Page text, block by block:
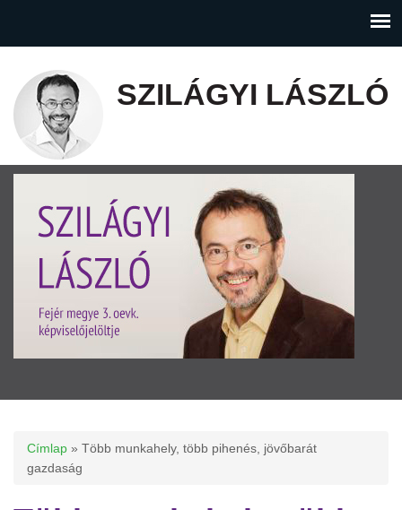
SZILÁGYI LÁSZLÓ
Jelenlegi hely
Címlap » Több munkahely, több pihenés, jövőbarát
gazdaság